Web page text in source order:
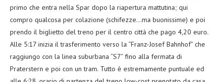
primo che entra nella Spar dopo la riapertura mattutina; qui
compro qualcosa per colazione (schifezze…ma buonissime) e poi
prendo il biglietto del treno per il centro città che pago 4,20 euro.
Alle 5:17 inizia il trasferimento verso la “Franz-Josef Bahnhof” che
raggiungo con la linea suburbana “S7” fino alla fermata di
Praterstern e poi con un tram. Tutto è estremamente puntuale ed